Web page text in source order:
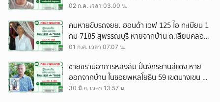
1137
02 ก.ค. เวลา 03.00 น.
คนหายขับรถจยย. ฮอนด้า เวฟ 125 ไอ ทะเบียน 1
กม 7185 สุพรรณบุรี หายจากบ้าน ถ.เลียบคลอง
อ.เมือง จ.สุพรรณบุรี ผู้ใดพบเห็นแจ้ง JS100 โทร
01 ก.ค. เวลา 07.07 น.
ชายชรามีอาการหลงลืม ปั่นจักรยานสีแดง หาย
ออกจากบ้าน ในซอยพหลโยธิน 59 เขตบางเขน ผู้
ใดพบเห็นแจ้ง JS100 โทร *1808 หรือ 1137
30 มิ.ย. เวลา 13.57 น.